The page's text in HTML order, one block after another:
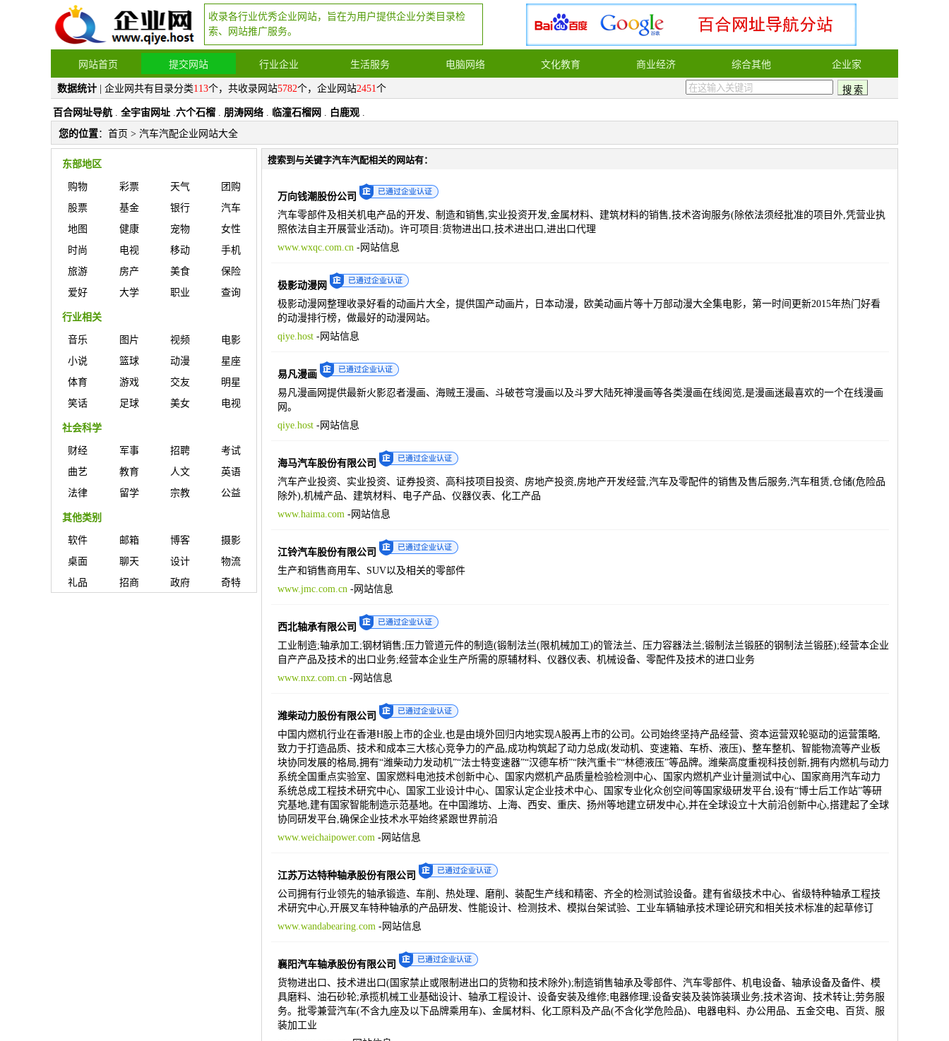
收录各行业优秀企业网站，旨在为用户提供企业分类目录检
索、网站推广服务。
网站首页 提交网站 行业企业 生活服务 电脑网络 文化教育 商业经济 综合其他 企业家
数据统计 | 企业网共有目录分类113个，共收录网站5782个，企业网站2451个
百合网址导航 . 全宇宙网址 .六个石榴 . 朋涛网络 . 临潼石榴网 . 白鹿观 .
您的位置： 首页 > 汽车汽配企业网站大全
东部地区
购物 彩票 天气
团购
股票
基金 银行
汽车
地图
健康 宠物
女性
时尚
电视 移动
手机
旅游
房产 美食
保险
爱好
大学 职业 查询
行业相关
音乐 图片 视频
电影
小说
篮球 动漫
星座
体育
游戏 交友
明星
笑话
足球 美女 电视
社会科学
财经 军事 招聘
考试
曲艺
教育 人文
英语
法律
留学 宗教 公益
其他类别
软件 邮箱 博客
摄影
桌面
聊天 设计
物流
礼品
招商 政府 奇特
搜索到与关键字汽车汽配相关的网站有：
万向钱潮股份公司
汽车零部件及相关机电产品的开发、制造和销售,实业投资开发,金属材料、建筑材料的销售,技术咨询服务(除依法须经批准的项目外,凭营业执
照依法自主开展营业活动)。许可项目:货物进出口,技术进出口,进出口代理
www.wxqc.com.cn-网站信息
极影动漫网
极影动漫网整理收录好看的动画片大全，提供国产动画片，日本动漫，欧美动画片等十万部动漫大全集电影，第一时间更新2015年热门好看
的动漫排行榜，做最好的动漫网站。
qiye.host-网站信息
易凡漫画
易凡漫画网提供最新火影忍者漫画、海贼王漫画、斗破苍穹漫画以及斗罗大陆死神漫画等各类漫画在线阅览,是漫画迷最喜欢的一个在线漫画
网。
qiye.host-网站信息
海马汽车股份有限公司
汽车产业投资、实业投资、证券投资、高科技项目投资、房地产投资,房地产开发经营,汽车及零配件的销售及售后服务,汽车租赁,仓储(危险品
除外),机械产品、建筑材料、电子产品、仪器仪表、化工产品
www.haima.com-网站信息
江铃汽车股份有限公司
生产和销售商用车、SUV以及相关的零部件
www.jmc.com.cn-网站信息
西北轴承有限公司
工业制造;轴承加工;钢材销售;压力管道元件的制造(锻制法兰(限机械加工)的管法兰、压力容器法兰;锻制法兰锻胚的钢制法兰锻胚);经营本企业
自产产品及技术的出口业务;经营本企业生产所需的原辅材料、仪器仪表、机械设备、零配件及技术的进口业务
www.nxz.com.cn-网站信息
潍柴动力股份有限公司
中国内燃机行业在香港H股上市的企业,也是由境外回归内地实现A股再上市的公司。公司始终坚持产品经营、资本运营双轮驱动的运营策略,
致力于打造品质、技术和成本三大核心竞争力的产品,成功构筑起了动力总成(发动机、变速箱、车桥、液压)、整车整机、智能物流等产业板
块协同发展的格局,拥有“潍柴动力发动机”“法士特变速器”“汉德车桥”“陕汽重卡”“林德液压”等品牌。潍柴高度重视科技创新,拥有内燃机与动力
系统全国重点实验室、国家燃料电池技术创新中心、国家内燃机产品质量检验检测中心、国家内燃机产业计量测试中心、国家商用汽车动力
系统总成工程技术研究中心、国家工业设计中心、国家认定企业技术中心、国家专业化众创空间等国家级研发平台,设有“博士后工作站”等研
究基地,建有国家智能制造示范基地。在中国潍坊、上海、西安、重庆、扬州等地建立研发中心,并在全球设立十大前沿创新中心,搭建起了全球
协同研发平台,确保企业技术水平始终紧跟世界前沿
www.weichaipower.com-网站信息
江苏万达特种轴承股份有限公司
公司拥有行业领先的轴承锻造、车削、热处理、磨削、装配生产线和精密、齐全的检测试验设备。建有省级技术中心、省级特种轴承工程技
术研究中心,开展叉车特种轴承的产品研发、性能设计、检测技术、模拟台架试验、工业车辆轴承技术理论研究和相关技术标准的起草修订
www.wandabearing.com-网站信息
襄阳汽车轴承股份有限公司
货物进出口、技术进出口(国家禁止或限制进出口的货物和技术除外);制造销售轴承及零部件、汽车零部件、机电设备、轴承设备及备件、模
具磨料、油石砂轮;承揽机械工业基础设计、轴承工程设计、设备安装及维修;电器修理;设备安装及装饰装璜业务;技术咨询、技术转让;劳务服
务。批零兼营汽车(不含九座及以下品牌乘用车)、金属材料、化工原料及产品(不含化学危险品)、电器电料、办公用品、五金交电、百货、服
装加工业